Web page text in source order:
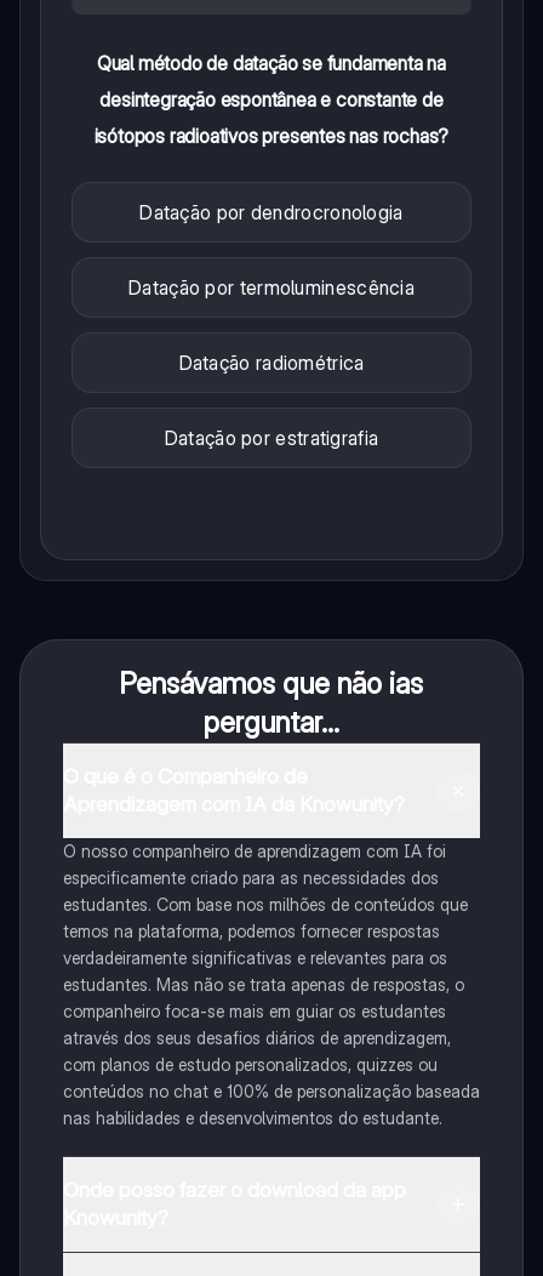
Qual método de datação se fundamenta na
desintegração espontânea e constante de
isótopos radioativos presentes nas rochas?
Datação por dendrocronologia
Datação por termoluminescência
Datação radiométrica
Datação por estratigrafia
Pensávamos que não ias
perguntar...
O nosso companheiro de aprendizagem com IA foi
especificamente criado para as necessidades dos
estudantes. Com base nos milhões de conteúdos que
temos na plataforma, podemos fornecer respostas
verdadeiramente significativas e relevantes para os
estudantes. Mas não se trata apenas de respostas, o
companheiro foca-se mais em guiar os estudantes
através dos seus desafios diários de aprendizagem,
com planos de estudo personalizados, quizzes ou
conteúdos no chat e 100% de personalização baseada
nas habilidades e desenvolvimentos do estudante.